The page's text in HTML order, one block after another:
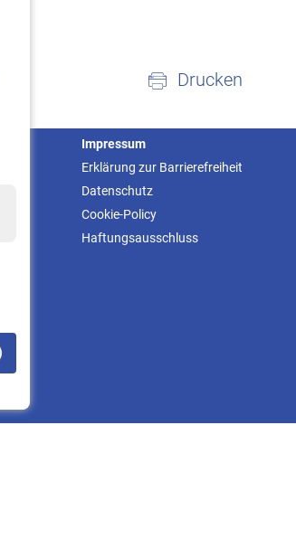
Drucken
Impressum
Erklärung zur Barrierefreiheit
Datenschutz
Cookie-Policy
Haftungsausschluss